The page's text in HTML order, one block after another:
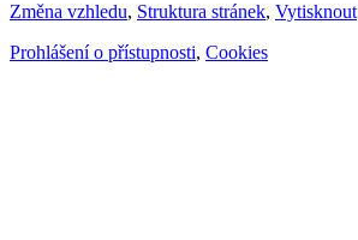
Změna vzhledu, Struktura stránek, Vytisknout
Prohlášení o přístupnosti, Cookies